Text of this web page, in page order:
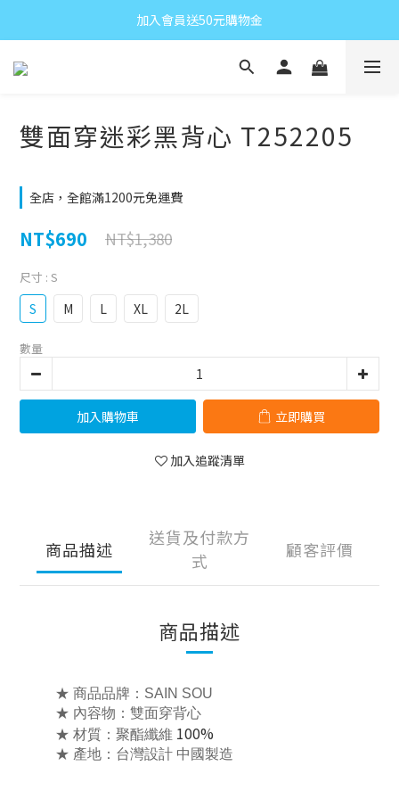
加入會員送50元購物金
雙面穿迷彩黑背心 T252205
全店，全館滿1200元免運費
NT$690 NT$1,380
尺寸 : S
S M L XL 2L
數量
加入購物車 立即購買
加入追蹤清單
商品描述
送貨及付款方
式
顧客評價
商品描述
★ 商品品牌：SAIN SOU
★ 內容物：雙面穿背心
★ 材質：聚酯纖維 100%
★ 產地：台灣設計 中國製造